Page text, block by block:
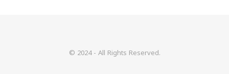
© 2024 - All Rights Reserved.